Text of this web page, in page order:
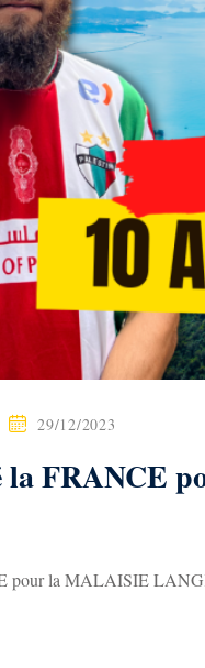
29/12/2023
la FRANCE
pour la MALAISIE